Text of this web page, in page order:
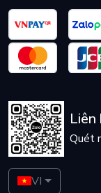
Liên
Quét
VI